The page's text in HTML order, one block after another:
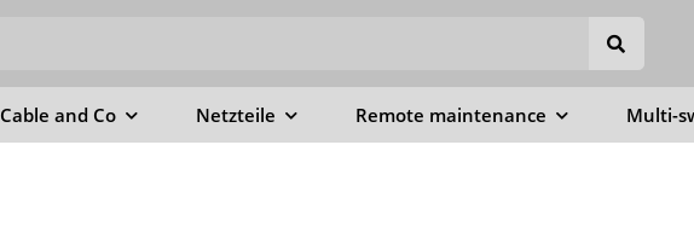
Cable and Co Netzteile Remote maintenance Multi-